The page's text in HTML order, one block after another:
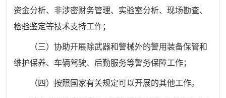
资金分析、非涉密财务管理、实验室分析、现场勘查、
检验鉴定等技术支持工作；
（三）协助开展除武器和警械外的警用装备保管和
维护保养、车辆驾驶、后勤服务等警务保障工作；
（四）按照国家有关规定可以开展的其他工作。